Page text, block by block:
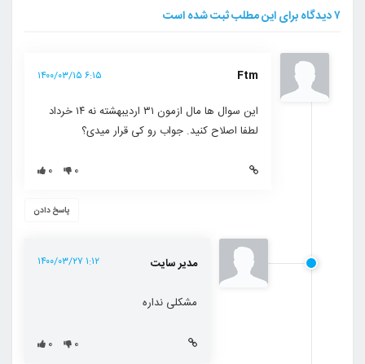
۷ دیدگاه برای این مطلب ثبت شده است
Ftm ۶:۱۵ ۱۴۰۰/۰۳/۱۵
این سوال ها مال ازمون ۳۱ اردیبهشته نه ۱۴ خرداد
لطفا اصلاح کنید. جواب رو کی قرار میدی؟
۰ ۰
پاسخ دادن
مدیر سایت ۱:۱۲ ۱۴۰۰/۰۳/۲۷
مشکلی نداره
۰ ۰